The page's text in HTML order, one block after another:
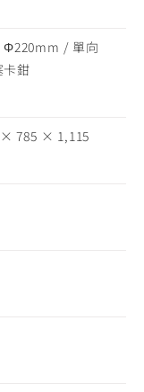
Φ220mm / 單向
卡鉗
785 × 1,115